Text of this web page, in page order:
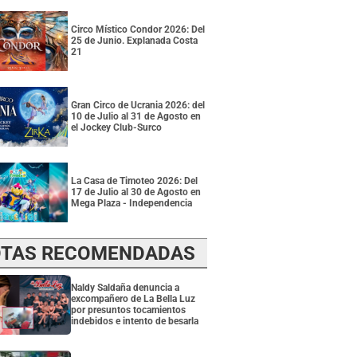
Circo Místico Condor 2026: Del
25 de Junio. Explanada Costa
21
Gran Circo de Ucrania 2026: del
10 de Julio al 31 de Agosto en
el Jockey Club-Surco
La Casa de Timoteo 2026: Del
17 de Julio al 30 de Agosto en
Mega Plaza - Independencia
RECOMENDADAS
Naldy Saldaña denuncia a
excompañero de La Bella Luz
por presuntos tocamientos
indebidos e intento de besarla